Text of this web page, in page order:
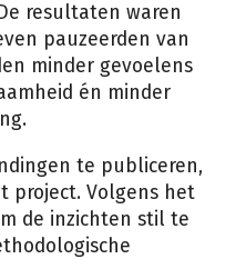
resultaten waren
pauzeerden van
minder gevoelens
én minder
te publiceren,
project. Volgens het
de inzichten stil te